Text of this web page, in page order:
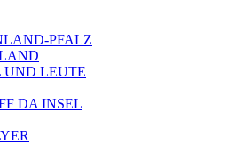
PFALZ
UND LEUTE
DA INSEL